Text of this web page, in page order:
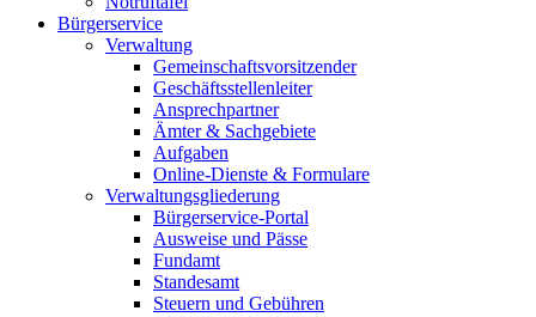
Bürgerservice
Verwaltung
Gemeinschaftsvorsitzender
Geschäftsstellenleiter
Ansprechpartner
Ämter & Sachgebiete
Aufgaben
Online-Dienste & Formulare
Verwaltungsgliederung
Bürgerservice-Portal
Ausweise und Pässe
Fundamt
Standesamt
Steuern und Gebühren